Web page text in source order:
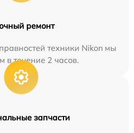
ремонт
техники Nikon мы
в течение 2 часов.
запчасти